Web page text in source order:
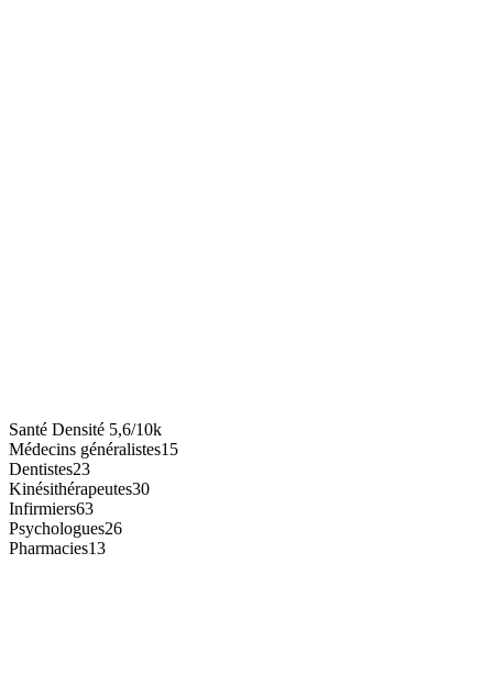
Santé Densité 5,6/10k
Médecins généralistes15
Dentistes23
Kinésithérapeutes30
Infirmiers63
Psychologues26
Pharmacies13